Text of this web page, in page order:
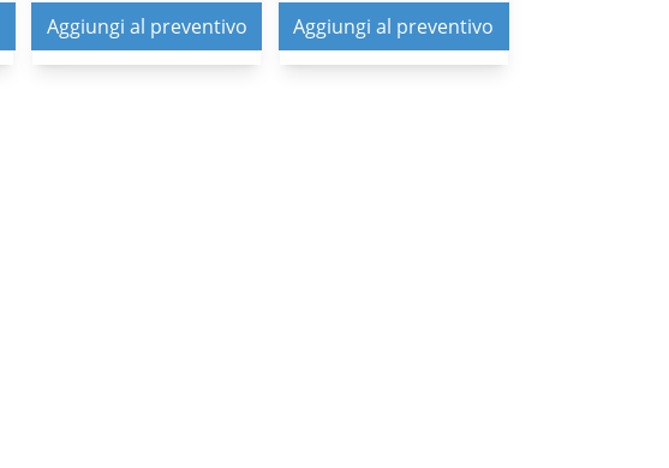
Aggiungi al preventivo Aggiungi al preventivo